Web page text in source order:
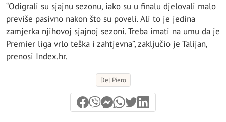
“Odigrali su sjajnu sezonu, iako su u finalu djelovali malo
previše pasivno nakon što su poveli. Ali to je jedina
zamjerka njihovoj sjajnoj sezoni. Treba imati na umu da je
Premier liga vrlo teška i zahtjevna”, zaključio je Talijan,
prenosi Index.hr.
Del Piero